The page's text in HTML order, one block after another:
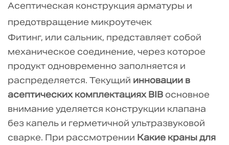
Асептическая конструкция арматуры и
предотвращение микроутечек
Фитинг, или сальник, представляет собой
механическое соединение, через которое
продукт одновременно заполняется и
распределяется. Текущий инновации в
асептических комплектациях BIB основное
внимание уделяется конструкции клапана
без капель и герметичной ультразвуковой
сварке. При рассмотрении Какие краны для